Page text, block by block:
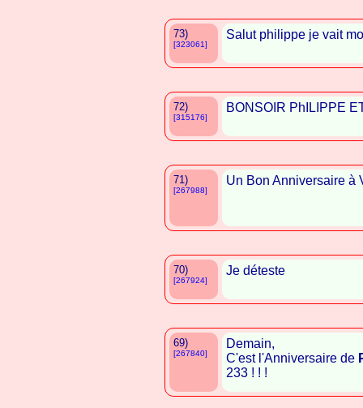
73)
[323061]
Salut philippe je vait
72)
[315176]
BONSOIR PhILIPPE
71)
[267988]
Un Bon Anniversaire à
70)
[267924]
Je déteste
69)
[267840]
Demain,
C'est l'Anniversaire de
233 ! ! !